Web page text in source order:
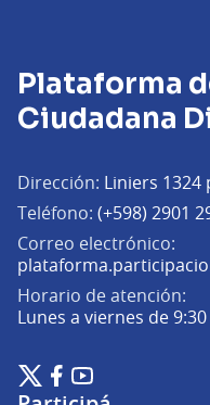
Plataforma
Ciudadana
Dirección: Liniers 1324
Teléfono: (+598) 2901
Correo electrónico:
Horario de atención:
Lunes a viernes de
Plataforma de
(Enlace externo)
Plataforma de
(Enlace externo)
Plataforma de
(Enlace externo)